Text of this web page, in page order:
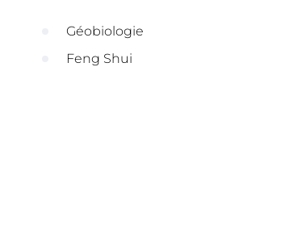
Géobiologie
Feng Shui